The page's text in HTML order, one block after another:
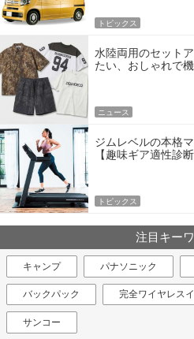
トピックス
水陸両用のセット
たい、おしゃれで
ニュース
ジムレベルの本格
【趣味ギア適性診断
トピックス
注目キー
キャンプ パナソニック
バックパック 完全ワイヤレス
サンコー